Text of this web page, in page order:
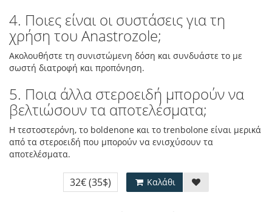
4. Ποιες είναι οι συστάσεις για τη
χρήση του Anastrozole;
Ακολουθήστε τη συνιστώμενη δόση και συνδυάστε το με
σωστή διατροφή και προπόνηση.
5. Ποια άλλα στεροειδή μπορούν να
βελτιώσουν τα αποτελέσματα;
Η τεστοστερόνη, το boldenone και το trenbolone είναι μερικά
από τα στεροειδή που μπορούν να ενισχύσουν τα
αποτελέσματα.
32€(35$) Καλάθι